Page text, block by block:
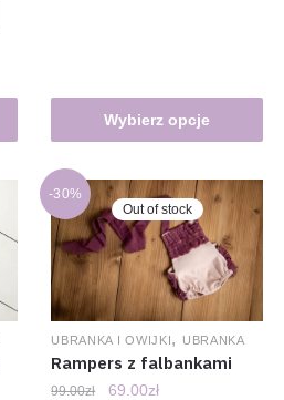
Wybierz opcje
Out of stock
-30%
UBRANKA I OWIJKI, UBRANKA
Rampers z falbankami
99.00zł 69.00zł